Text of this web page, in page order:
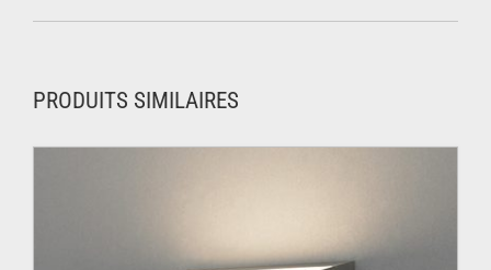
PRODUITS SIMILAIRES